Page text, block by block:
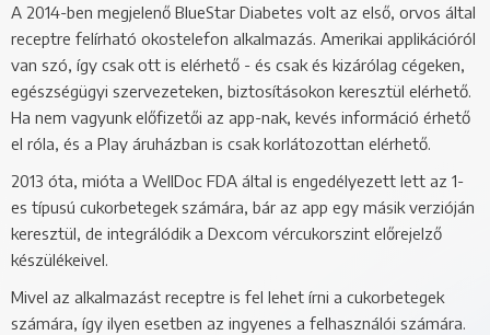
A 2014-ben megjelenő BlueStar Diabetes volt az első, orvos által
receptre felírható okostelefon alkalmazás. Amerikai applikációról
van szó, így csak ott is elérhető - és csak és kizárólag cégeken,
egészségügyi szervezeteken, biztosításokon keresztül elérhető.
Ha nem vagyunk előfizetői az app-nak, kevés információ érhető
el róla, és a Play áruházban is csak korlátozottan elérhető.
2013 óta, mióta a WellDoc FDA által is engedélyezett lett az 1-
es típusú cukorbetegek számára, bár az app egy másik verzióján
keresztül, de integrálódik a Dexcom vércukorszint előrejelző
készülékeivel.
Mivel az alkalmazást receptre is fel lehet írni a cukorbetegek
számára, így ilyen esetben az ingyenes a felhasználói számára.